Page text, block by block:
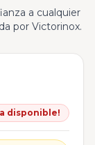
a cualquier
por Victorinox.
disponible!